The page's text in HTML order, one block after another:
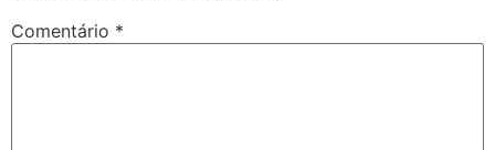
Comentário *